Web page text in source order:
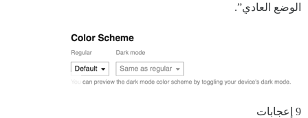
الوضع العادي”.
9 إعجابات